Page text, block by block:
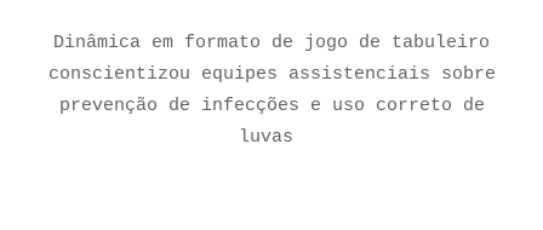
Dinâmica em formato de jogo de tabuleiro
conscientizou equipes assistenciais sobre
prevenção de infecções e uso correto de
luvas